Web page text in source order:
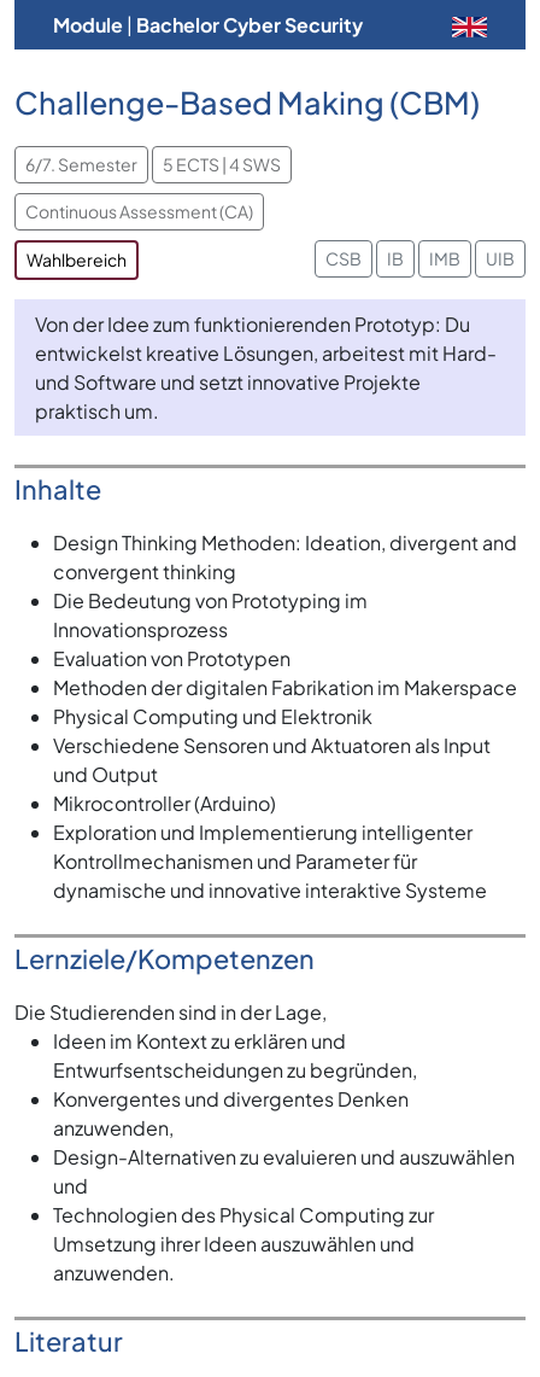
Module| Bachelor Cyber Security
Challenge-Based Making (CBM)
6/7. Semester 5 ECTS | 4 SWS
Continuous Assessment (CA)
Wahlbereich CSB IB IMB UIB
Von der Idee zum funktionierenden Prototyp: Du
entwickelst kreative Lösungen, arbeitest mit Hard-
und Software und setzt innovative Projekte
praktisch um.
Inhalte
Design Thinking Methoden: Ideation, divergent and
convergent thinking
Die Bedeutung von Prototyping im
Innovationsprozess
Evaluation von Prototypen
Methoden der digitalen Fabrikation im Makerspace
Physical Computing und Elektronik
Verschiedene Sensoren und Aktuatoren als Input
und Output
Mikrocontroller (Arduino)
Exploration und Implementierung intelligenter
Kontrollmechanismen und Parameter für
dynamische und innovative interaktive Systeme
Lernziele/Kompetenzen
Die Studierenden sind in der Lage,
Ideen im Kontext zu erklären und
Entwurfsentscheidungen zu begründen,
Konvergentes und divergentes Denken
anzuwenden,
Design-Alternativen zu evaluieren und auszuwählen
und
Technologien des Physical Computing zur
Umsetzung ihrer Ideen auszuwählen und
anzuwenden.
Literatur